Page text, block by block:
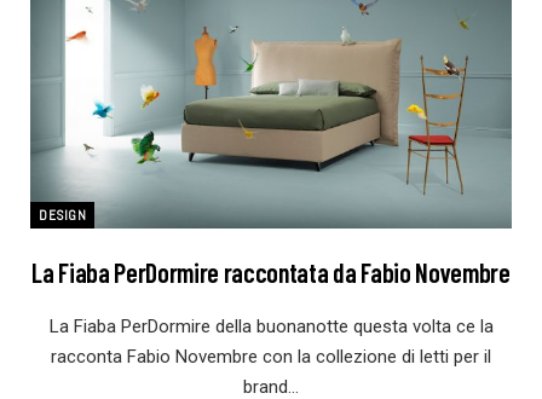
DESIGN
La Fiaba PerDormire raccontata da Fabio Novembre
La Fiaba PerDormire della buonanotte questa volta ce la
racconta Fabio Novembre con la collezione di letti per il
brand…